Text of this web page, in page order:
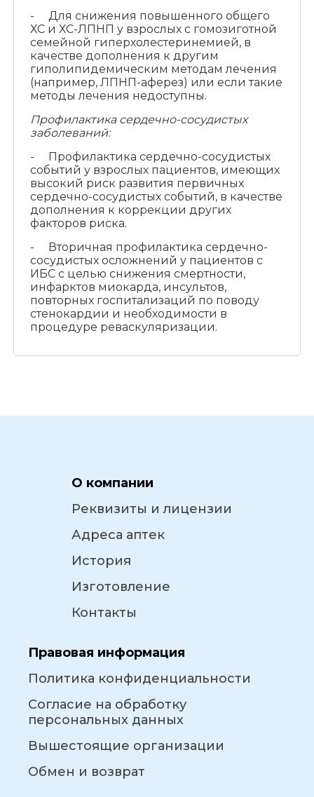
- Для снижения повышенного общего
ХС и ХС-ЛПНП у взрослых с гомозиготной
семейной гиперхолестеринемией, в
качестве дополнения к другим
гиполипидемическим методам лечения
(например, ЛПНП-аферез) или если такие
методы лечения недоступны.
Профилактика сердечно-сосудистых
заболеваний:
- Профилактика сердечно-сосудистых
событий у взрослых пациентов, имеющих
высокий риск развития первичных
сердечно-сосудистых событий, в качестве
дополнения к коррекции других
факторов риска.
- Вторичная профилактика сердечно-
сосудистых осложнений у пациентов с
ИБС с целью снижения смертности,
инфарктов миокарда, инсультов,
повторных госпитализаций по поводу
стенокардии и необходимости в
процедуре реваскуляризации.
О компании
Реквизиты и лицензии
Адреса аптек
История
Изготовление
Контакты
Правовая информация
Политика конфиденциальности
Согласие на обработку
персональных данных
Вышестоящие организации
Обмен и возврат